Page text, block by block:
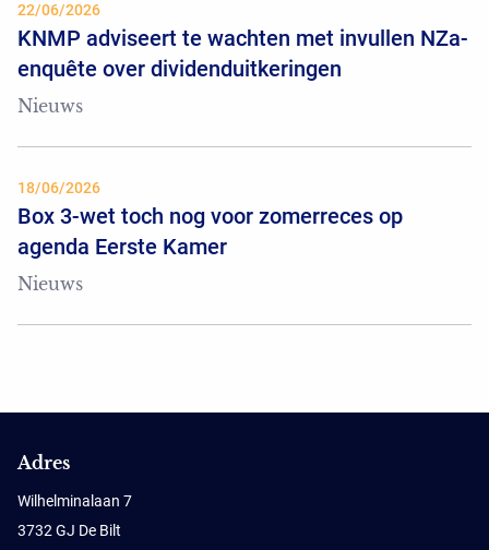
22/06/2026
KNMP adviseert te wachten met invullen NZa-
enquête over dividenduitkeringen
Nieuws
18/06/2026
Box 3-wet toch nog voor zomerreces op
agenda Eerste Kamer
Nieuws
Adres
Wilhelminalaan 7
3732 GJ De Bilt